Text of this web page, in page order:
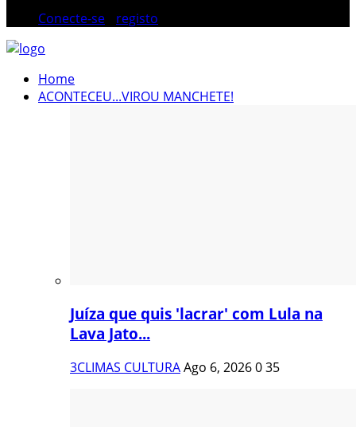
Conecte-se
registo
Home
ACONTECEU...VIROU MANCHETE!
Juíza que quis 'lacrar' com Lula na
Lava Jato...
3CLIMAS CULTURAAgo 6, 2026035